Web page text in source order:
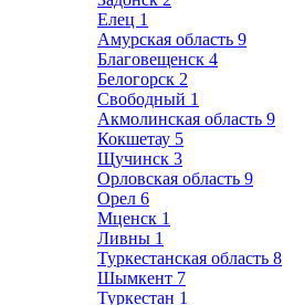
Елец 1
Амурская область 9
Благовещенск 4
Белогорск 2
Свободный 1
Акмолинская область 9
Кокшетау 5
Щучинск 3
Орловская область 9
Орел 6
Мценск 1
Ливны 1
Туркестанская область 8
Шымкент 7
Туркестан 1